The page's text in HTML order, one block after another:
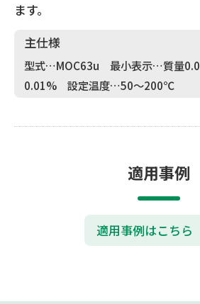
ます。
主仕様
型式…MOC63u 最小表示…質量
0.01% 設定温度…50～200℃
適用事例
適用事例はこちら